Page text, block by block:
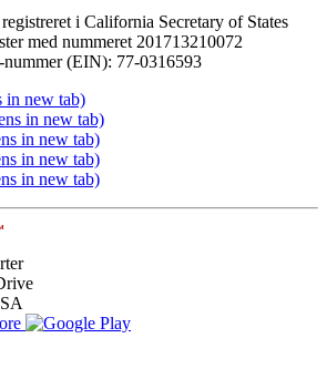
i California Secretary of States
med nummeret 201713210072​
(EIN): 77-0316593
in new tab)
in new tab)
in new tab)
in new tab)
in new tab)